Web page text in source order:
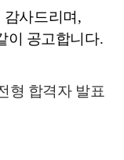
사드리며 ,
이 공고합니다.
합격자 발표